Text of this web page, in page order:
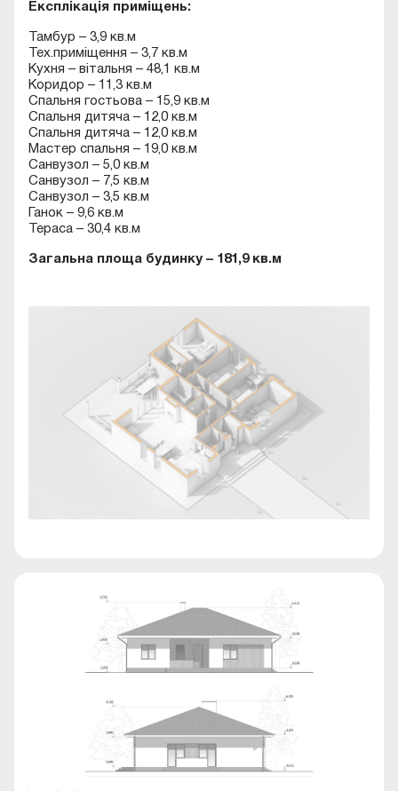
Експлікація приміщень:
Тамбур – 3,9 кв.м
Тех.приміщення – 3,7 кв.м
Кухня – вітальня – 48,1 кв.м
Коридор – 11,3 кв.м
Спальня гостьова – 15,9 кв.м
Спальня дитяча – 12,0 кв.м
Спальня дитяча – 12,0 кв.м
Мастер спальня – 19,0 кв.м
Санвузол – 5,0 кв.м
Санвузол – 7,5 кв.м
Санвузол – 3,5 кв.м
Ганок – 9,6 кв.м
Тераса – 30,4 кв.м
Загальна площа будинку – 181,9 кв.м